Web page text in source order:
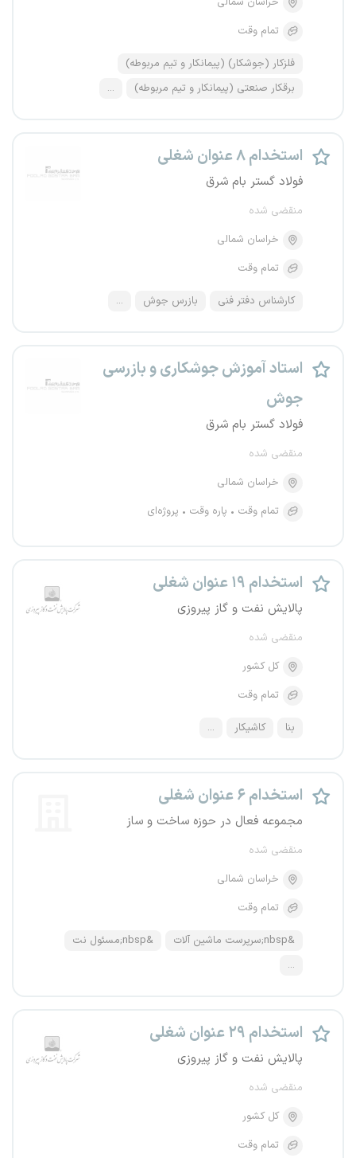
تمام وقت
فلزکار (جوشکار) (پیمانکار و تیم مربوطه)
برقکار صنعتی (پیمانکار و تیم مربوطه)
...
استخدام ۸ عنوان شغلی
فولاد گستر بام شرق
منقضی شده
خراسان شمالی
تمام وقت
کارشناس دفتر فنی بازرس جوش ...
استاد آموزش جوشکاری و بازرسی
جوش
فولاد گستر بام شرق
منقضی شده
خراسان شمالی
تمام وقت
پاره وقت پروژه‌ای
استخدام ۱۹ عنوان شغلی
پالایش نفت و گاز پیروزی
منقضی شده
کل کشور
تمام وقت
بنا کاشیکار ...
استخدام ۶ عنوان شغلی
مجموعه فعال در حوزه ساخت و ساز
منقضی شده
خراسان شمالی
تمام وقت
&nbsp;سرپرست ماشین آلات
&nbsp;مسئول نت
...
استخدام ۲۹ عنوان شغلی
پالایش نفت و گاز پیروزی
منقضی شده
کل کشور
تمام وقت